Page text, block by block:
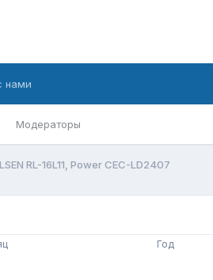
Модераторы
нами
RL-16L11, Power CEC-LD2407
Год